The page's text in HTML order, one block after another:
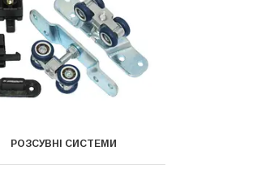
РОЗСУВНІ СИСТЕМИ